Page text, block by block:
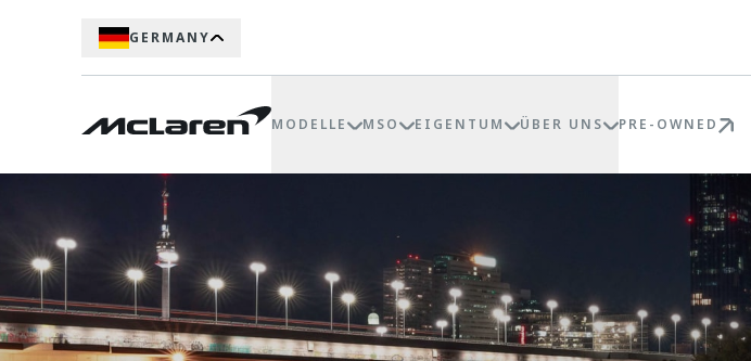
GERMANY
MODELLE MSO EIGENTUM ÜBER UNS PRE-OWNED